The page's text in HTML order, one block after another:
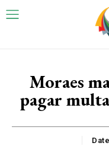
Moraes
pagar